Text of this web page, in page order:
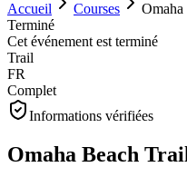
Accueil Courses
Terminé
Cet événement est terminé
Trail
FR
Complet
Informations vérifiées
Omaha Beach